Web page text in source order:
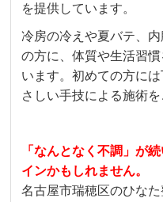
を提供しています。
冷房の冷えや夏バテ、
の方に、体質や生活習
います。初めての方に
さしい手技による施術を
「なんとなく不調」が
インかもしれません。
名古屋市瑞穂区のひな